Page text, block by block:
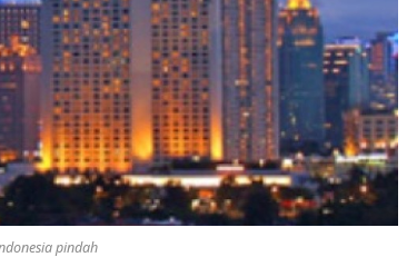
pindah